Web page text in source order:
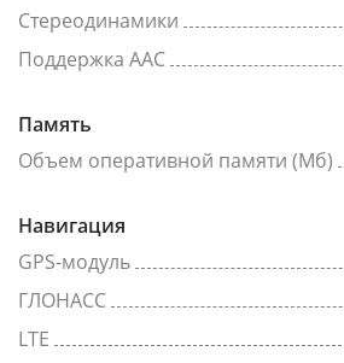
Стереодинамики
Поддержка AAC
Память
Объем оперативной памяти (Мб)
Навигация
GPS-модуль
ГЛОНАСС
LTE